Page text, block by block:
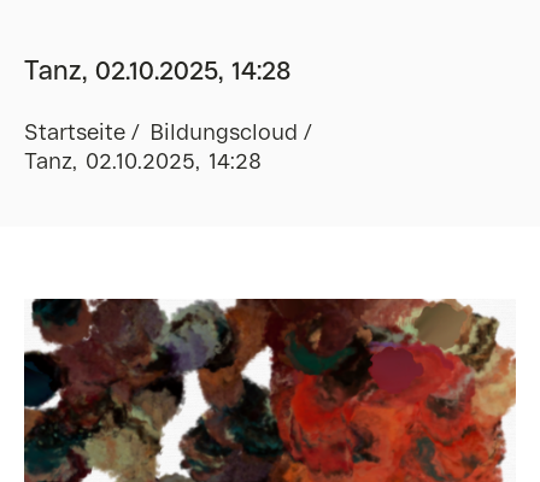
Tanz, 02.10.2025, 14:28
Startseite
Bildungscloud
Tanz, 02.10.2025, 14:28